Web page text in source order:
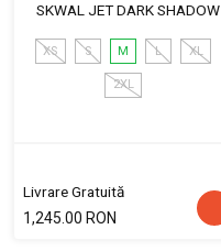
SKWAL JET DARK SHADOW
XS S M L XL
2XL
Livrare Gratuită
1,245.00 RON